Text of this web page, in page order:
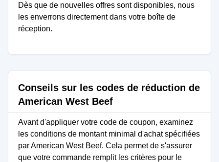
Dès que de nouvelles offres sont disponibles, nous
les enverrons directement dans votre boîte de
réception.
Conseils sur les codes de réduction de
American West Beef
Avant d'appliquer votre code de coupon, examinez
les conditions de montant minimal d'achat spécifiées
par American West Beef. Cela permet de s'assurer
que votre commande remplit les critères pour le